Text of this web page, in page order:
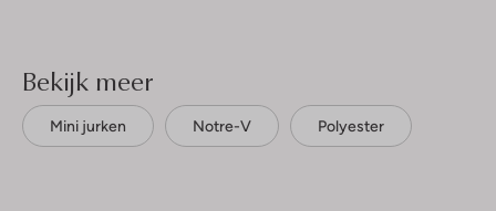
Bekijk meer
Mini jurken Notre-V Polyester